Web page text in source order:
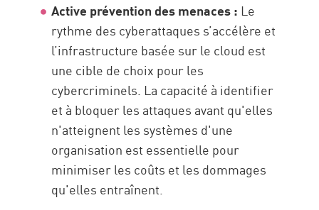
Active prévention des menaces : Le
rythme des cyberattaques s’accélère et
l’infrastructure basée sur le cloud est
une cible de choix pour les
cybercriminels. La capacité à identifier
et à bloquer les attaques avant qu'elles
n'atteignent les systèmes d'une
organisation est essentielle pour
minimiser les coûts et les dommages
qu'elles entraînent.